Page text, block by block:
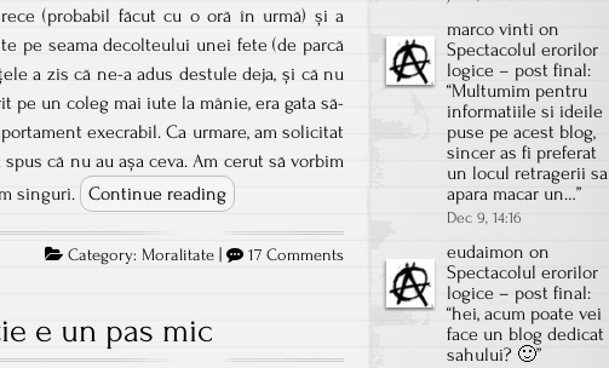
(probabil făcut cu o oră în urmă) și a
pe seama decolteului unei fete (de parcă
a zis că ne-a adus destule deja, și că nu
pe un coleg mai iute la mânie, era gata să-
execrabil. Ca urmare, am solicitat
că nu au așa ceva. Am cerut să vorbim
singuri.
Continue reading
Category: Moralitate | 17 Commentson
Chelnerul
e un pas mic
marco vinti on
Spectacolul erorilor
logice – post final:
“Multumim pentru
informatiile si ideile
puse pe acest blog,
sincer as fi preferat
un locul retragerii sa
apara macar un…”
Dec 9, 14:16
eudaimon on
Spectacolul erorilor
logice – post final:
“hei, acum poate vei
face un blog dedicat
sahului? 🙂”